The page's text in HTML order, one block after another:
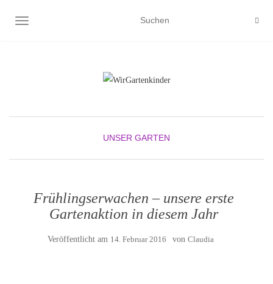
NAVIGATION UMSCHALTEN
UNSER GARTEN
Frühlingserwachen – unsere erste
Gartenaktion in diesem Jahr
Veröffentlicht am 14. Februar 2016 von Claudia